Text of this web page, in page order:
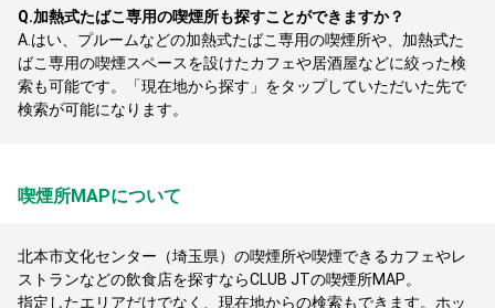
Q.加熱式たばこ専用の喫煙所も探すことができますか？
A. はい、プルームなどの加熱式たばこ専用の喫煙所や、加熱式た
ばこ専用の喫煙スペースを設けたカフェや居酒屋などに絞った検
索も可能です。「現在地から探す」をタップしていただいた先で
検索が可能になります。
喫煙所MAPについて
北本市文化センター（埼玉県）の喫煙所や喫煙できるカフェやレ
ストランなどの飲食店を探すならCLUB JTの喫煙所MAP。
指定したエリアだけでなく、現在地からの検索もできます。ホッ